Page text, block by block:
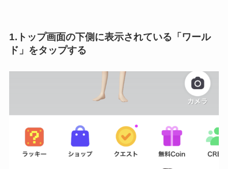
1.トップ画面の下側に表示されている「ワール
ド」をタップする